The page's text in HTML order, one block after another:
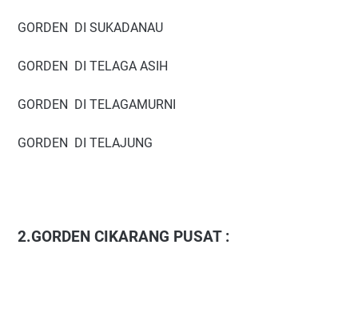
GORDEN DI SUKADANAU
GORDEN DI TELAGA ASIH
GORDEN DI TELAGAMURNI
GORDEN DI TELAJUNG
2.GORDEN CIKARANG PUSAT :